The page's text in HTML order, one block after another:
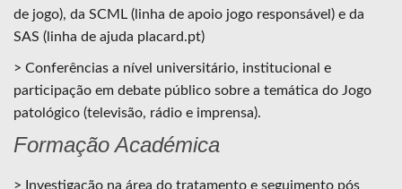
de jogo), da SCML (linha de apoio jogo responsável) e da
SAS (linha de ajuda placard.pt)
> Conferências a nível universitário, institucional e
participação em debate público sobre a temática do Jogo
patológico (televisão, rádio e imprensa).
Formação Académica
> Investigação na área do tratamento e seguimento pós